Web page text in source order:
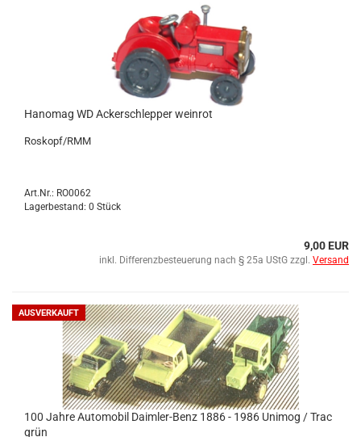
Hano­mag WD Acker­schlep­per wein­rot
Ro­skopf/RMM
Art.Nr.: RO0062
Lagerbestand: 0 Stück
9,00 EUR
inkl. Differenzbesteuerung nach § 25a UStG zzgl. Versand
AUSVERKAUFT
100 Jahre Au­to­mo­bil Daimler-​​Benz 1886 - 1986 Uni­mog / Trac
grün